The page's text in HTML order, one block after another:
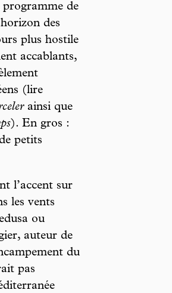
programme de
des
plus hostile
accablants,
(lire
ainsi que
). En gros :
petits
l’accent sur
les vents
ou
auteur de
du
pas